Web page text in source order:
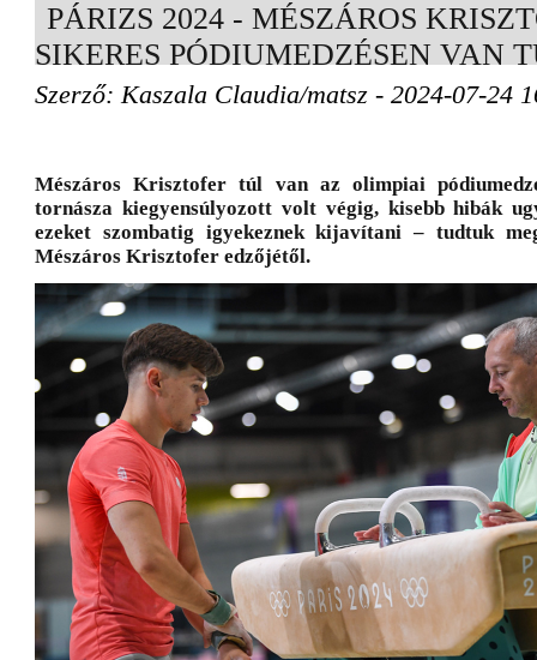
PÁRIZS 2024 - MÉSZÁROS
SIKERES PÓDIUMEDZÉSEN VAN
Szerző: Kaszala Claudia/matsz - 2024-07-24
Mészáros Krisztofer túl van az olimpiai
tornásza kiegyensúlyozott volt végig, kisebb hibák
ezeket szombatig igyekeznek kijavítani – tudtuk
Mészáros Krisztofer edzőjétől.